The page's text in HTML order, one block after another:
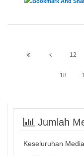
12
18
Jumlah
Keseluruhan